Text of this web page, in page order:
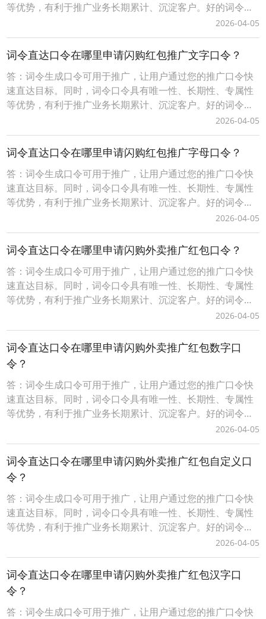
等优势，有利于推广业务长期累计、沉淀客户。好的词令推
广口令（简单、易记、有含义）具有增值性、灵活性等优
势，可任意、随时更换口令打开的推广目标。词令生成口令
分为免费固定格式口令和付费自定义格式口令，不同的口令
有一定的差异性请以词令官方实际规则为准。一、自定义词
令
2026-04-05
词令直达口令在哪里申请闪购红包推广文字口令？
答：词令生成口令可用于推广，让用户通过您的推广口令快
速直达目标。同时，词令口令具有唯一性、长期性、专属性
等优势，有利于推广业务长期累计、沉淀客户。好的词令推
广口令（简单、易记、有含义）具有增值性、灵活性等优
势，可任意、随时更换口令打开的推广目标。词令生成口令
分为免费固定格式口令和付费自定义格式口令，不同的口令
有一定的差异性请以词令官方实际规则为准。一、自定义词
令
2026-04-05
词令直达口令在哪里申请闪购红包推广字母口令？
答：词令生成口令可用于推广，让用户通过您的推广口令快
速直达目标。同时，词令口令具有唯一性、长期性、专属性
等优势，有利于推广业务长期累计、沉淀客户。好的词令推
广口令（简单、易记、有含义）具有增值性、灵活性等优
势，可任意、随时更换口令打开的推广目标。词令生成口令
分为免费固定格式口令和付费自定义格式口令，不同的口令
有一定的差异性请以词令官方实际规则为准。一、自定义词
令
2026-04-05
词令直达口令在哪里申请闪购外卖推广红包口令？
答：词令生成口令可用于推广，让用户通过您的推广口令快
速直达目标。同时，词令口令具有唯一性、长期性、专属性
等优势，有利于推广业务长期累计、沉淀客户。好的词令推
广口令（简单、易记、有含义）具有增值性、灵活性等优
势，可任意、随时更换口令打开的推广目标。词令生成口令
分为免费固定格式口令和付费自定义格式口令，不同的口令
有一定的差异性请以词令官方实际规则为准。一、自定义词
令
2026-04-05
词令直达口令在哪里申请闪购外卖推广红包数字口
令？
答：词令生成口令可用于推广，让用户通过您的推广口令快
速直达目标。同时，词令口令具有唯一性、长期性、专属性
等优势，有利于推广业务长期累计、沉淀客户。好的词令推
广口令（简单、易记、有含义）具有增值性、灵活性等优
势，可任意、随时更换口令打开的推广目标。词令生成口令
分为免费固定格式口令和付费自定义格式口令，不同的口令
有一定的差异性请以词令官方实际规则为准。一、自定义词
令
2026-04-05
词令直达口令在哪里申请闪购外卖推广红包自定义口
令？
答：词令生成口令可用于推广，让用户通过您的推广口令快
速直达目标。同时，词令口令具有唯一性、长期性、专属性
等优势，有利于推广业务长期累计、沉淀客户。好的词令推
广口令（简单、易记、有含义）具有增值性、灵活性等优
势，可任意、随时更换口令打开的推广目标。词令生成口令
分为免费固定格式口令和付费自定义格式口令，不同的口令
有一定的差异性请以词令官方实际规则为准。一、自定义词
令
2026-04-05
词令直达口令在哪里申请闪购外卖推广红包汉字口
令？
答：词令生成口令可用于推广，让用户通过您的推广口令快